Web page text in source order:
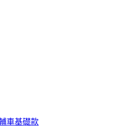
車基礎款